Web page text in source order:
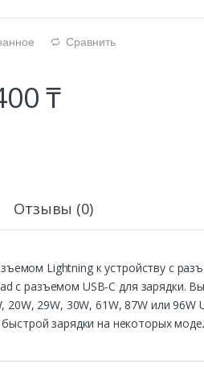
d Сравнить
₸
Отзывы (0)
Lightning к устройству с
с разъемом USB-C для зарядки.
29W, 30W, 61W, 87W или 96W
зарядки на некоторых